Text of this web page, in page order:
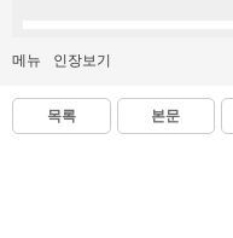
메뉴 인장보기
목록 본문